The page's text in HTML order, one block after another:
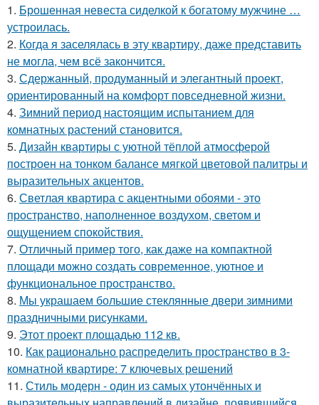
1. Брошенная невеста сиделкой к богатому мужчине …
устроилась.
2. Когда я заселялась в эту квартиру, даже представить
не могла, чем всё закончится.
3. Сдержанный, продуманный и элегантный проект,
ориентированный на комфорт повседневной жизни.
4. Зимний период настоящим испытанием для
комнатных растений становится.
5. Дизайн квартиры с уютной тёплой атмосферой
построен на тонком балансе мягкой цветовой палитры и
выразительных акцентов.
6. Светлая квартира с акцентными обоями - это
пространство, наполненное воздухом, светом и
ощущением спокойствия.
7. Отличный пример того, как даже на компактной
площади можно создать современное, уютное и
функциональное пространство.
8. Мы украшаем большие стеклянные двери зимними
праздничными рисунками.
9. Этот проект площадью 112 кв.
10. Как рационально распределить пространство в 3-
комнатной квартире: 7 ключевых решений
11. Стиль модерн - один из самых утончённых и